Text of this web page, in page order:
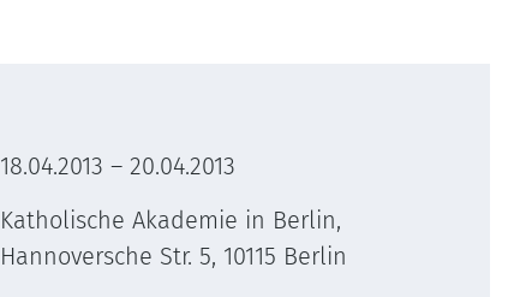
18.04.2013 – 20.04.2013
Katholische Akademie in Berlin,
Hannoversche Str. 5, 10115 Berlin